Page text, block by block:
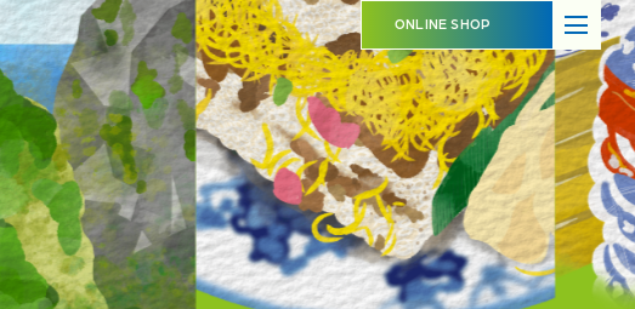
ONLINE SHOP
ABOUT
日本橋長崎館とは
SHOP OVERVIEW
ショップ概要
LATEST NEWS
お知らせ
LATEST EVENTS
イベント情報
PRODUCT INFORMATION
商品情報
CONTACT
お問い合わせ